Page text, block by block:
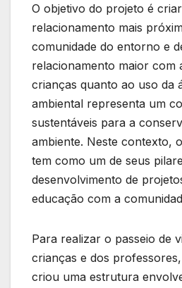
O objetivo do projeto é
relacionamento mais
comunidade do entorno e
relacionamento maior com
crianças quanto ao uso da
ambiental representa um
sustentáveis para a
ambiente. Neste contexto,
tem como um de seus
desenvolvimento de
educação com a
Para realizar o passeio de
crianças e dos
criou uma estrutura